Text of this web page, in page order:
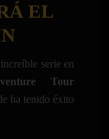
EL
serie en
Tour
ha tenido éxito